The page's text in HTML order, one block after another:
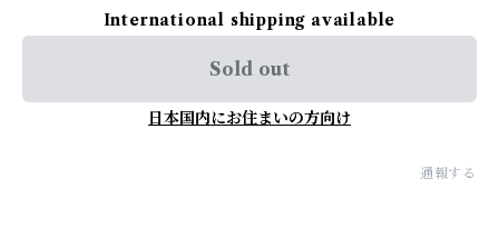
International shipping available
Sold out
日本国内にお住まいの方向け
通報する